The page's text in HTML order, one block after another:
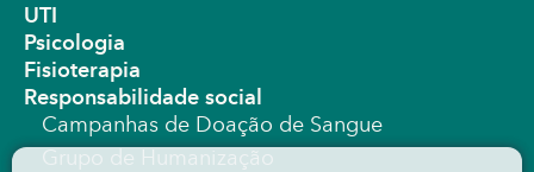
UTI
Psicologia
Fisioterapia
Responsabilidade social
Campanhas de Doação de Sangue
Grupo de Humanização